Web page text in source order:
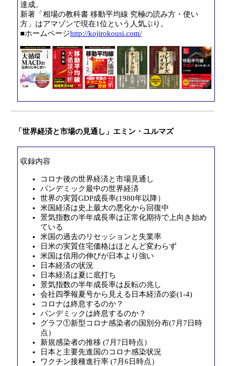
達成。
新著「相場の教科書 移動平均線 究極の読み方・使い
方」はアマゾンで現在1位という人気ぶり。
■ホームページhttp://kojirokousi.com/
「世界経済と市場の見通し」エミン・ユルマズ
収録内容
コロナ後の世界経済と市場見通し
パンデミック最中の世界経済
世界の実質GDP成長率(1980年以降）
米国経済は史上最大の悪化から回復中
景気指数の半年成長率は正常化期待で上向き始め
ている
米国の過去のリセッションと失業率
日米の実質住宅価格はほとんど変わらず
米国は信用の伸びが日本より強い
日本経済の状況
日本経済は夏に底打ち
景気指数の半年成長率は反転の兆し
会社四季報夏号から見える日本経済の姿(1-4)
コロナは終息するのか？
パンデミックは終息するのか？
グラフ①新型コロナ感染者の国別分布(7月7日時
点）
新規感染者の推移 (7月7日時点）
日本と主要先進国のコロナ感染状況
ワクチン接種進行率 (7月6日時点）